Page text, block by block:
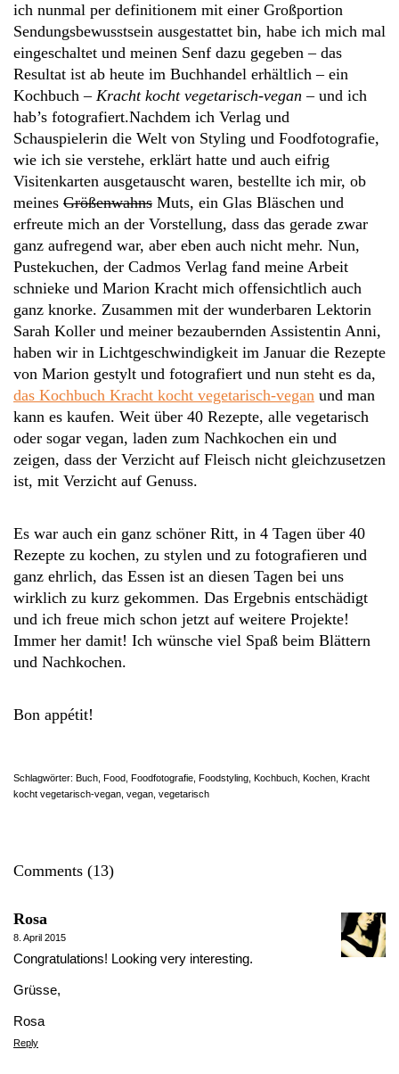
ich nunmal per definitionem mit einer Großportion
Sendungsbewusstsein ausgestattet bin, habe ich mich mal
eingeschaltet und meinen Senf dazu gegeben – das
Resultat ist ab heute im Buchhandel erhältlich – ein
Kochbuch – Kracht kocht vegetarisch-vegan – und ich
hab’s fotografiert.Nachdem ich Verlag und
Schauspielerin die Welt von Styling und Foodfotografie,
wie ich sie verstehe, erklärt hatte und auch eifrig
Visitenkarten ausgetauscht waren, bestellte ich mir, ob
meines Größenwahns Muts, ein Glas Bläschen und
erfreute mich an der Vorstellung, dass das gerade zwar
ganz aufregend war, aber eben auch nicht mehr. Nun,
Pustekuchen, der Cadmos Verlag fand meine Arbeit
schnieke und Marion Kracht mich offensichtlich auch
ganz knorke. Zusammen mit der wunderbaren Lektorin
Sarah Koller und meiner bezaubernden Assistentin Anni,
haben wir in Lichtgeschwindigkeit im Januar die Rezepte
von Marion gestylt und fotografiert und nun steht es da,
das Kochbuch Kracht kocht vegetarisch-vegan und man
kann es kaufen. Weit über 40 Rezepte, alle vegetarisch
oder sogar vegan, laden zum Nachkochen ein und
zeigen, dass der Verzicht auf Fleisch nicht gleichzusetzen
ist, mit Verzicht auf Genuss.
Es war auch ein ganz schöner Ritt, in 4 Tagen über 40
Rezepte zu kochen, zu stylen und zu fotografieren und
ganz ehrlich, das Essen ist an diesen Tagen bei uns
wirklich zu kurz gekommen. Das Ergebnis entschädigt
und ich freue mich schon jetzt auf weitere Projekte!
Immer her damit! Ich wünsche viel Spaß beim Blättern
und Nachkochen.
Bon appétit!
Schlagwörter: Buch Food Foodfotografie Foodstyling Kochbuch Kochen Kracht
kocht vegetarisch-vegan vegan vegetarisch
Comments (13)
Rosa
8. April 2015
Congratulations! Looking very interesting.
Grüsse,
Rosa
Reply